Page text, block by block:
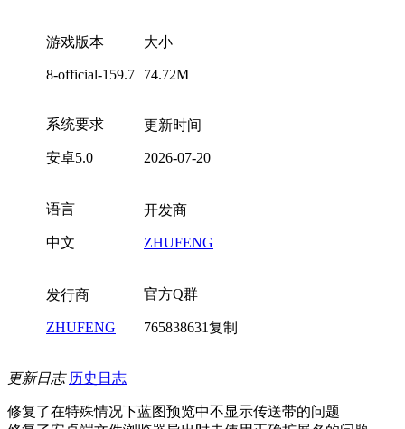
游戏版本
8-official-159.7
大小
74.72M
系统要求
安卓5.0
更新时间
2026-07-20
语言
中文
开发商
ZHUFENG
发行商
ZHUFENG
官方Q群
765838631复制
更新日志 历史日志
修复了在特殊情况下蓝图预览中不显示传送带的问题